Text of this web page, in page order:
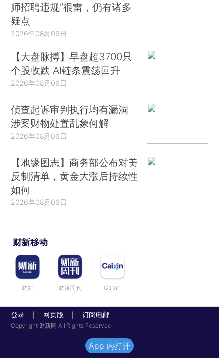
师招聘违规”很雷，仍有诸多
疑点
2026年08月06日
【大盘脉搏】早盘超3700只
个股收跌 AI链条震荡回升
2026年08月06日
侦查起诉审判执行均有漏洞
涉案财物处置乱象何解
2026年08月06日
【地缘图志】商务部公布对美
反制清单，黄金大涨后持续性
如何
2026年08月06日
财新移动
财新 财新周刊 Caixin
登录 网页版 订阅电邮
Copyright 财新网 All Rights Reserved
App 内打开